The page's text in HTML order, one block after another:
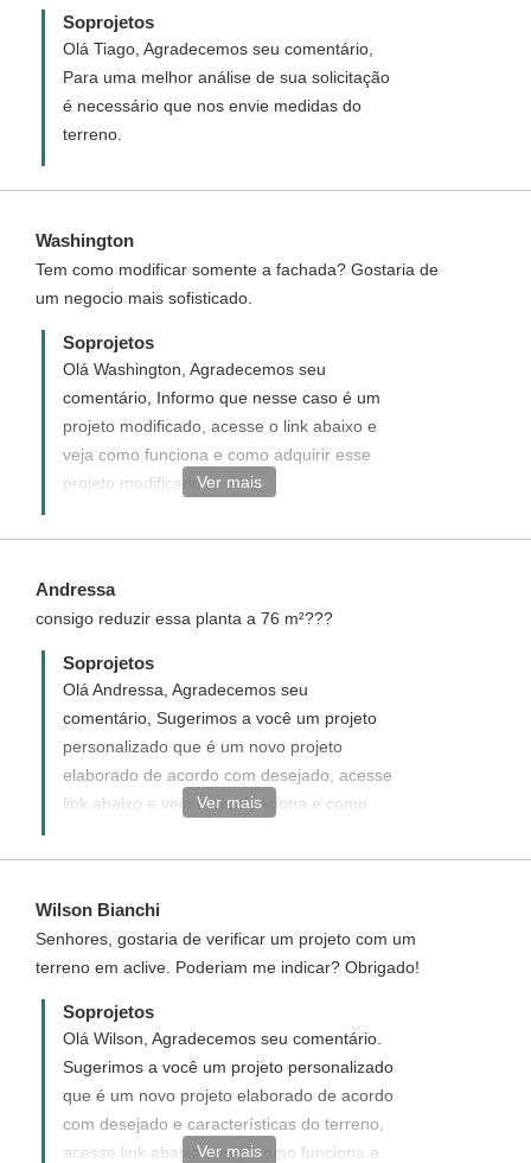
Soprojetos
Olá Tiago, Agradecemos seu comentário,
Para uma melhor análise de sua solicitação
é necessário que nos envie medidas do
terreno.
Washington
Tem como modificar somente a fachada? Gostaria de
um negocio mais sofisticado.
Soprojetos
Olá Washington, Agradecemos seu
comentário, Informo que nesse caso é um
projeto modificado, acesse o link abaixo e
veja como funciona e como adquirir esse
projeto modificado.
project_id=94
Ver mais
Andressa
consigo reduzir essa planta a 76 m²???
Soprojetos
Olá Andressa, Agradecemos seu
comentário, Sugerimos a você um projeto
personalizado que é um novo projeto
elaborado de acordo com desejado, acesse
link abaixo e veja como funciona e como
http://www.soprojetos.com.br/personalizado
Ver mais
Wilson Bianchi
Senhores, gostaria de verificar um projeto com um
terreno em aclive. Poderiam me indicar? Obrigado!
Soprojetos
Olá Wilson, Agradecemos seu comentário.
Sugerimos a você um projeto personalizado
que é um novo projeto elaborado de acordo
com desejado e características do terreno,
acesse link abaixo e veja como funciona e
Ver mais